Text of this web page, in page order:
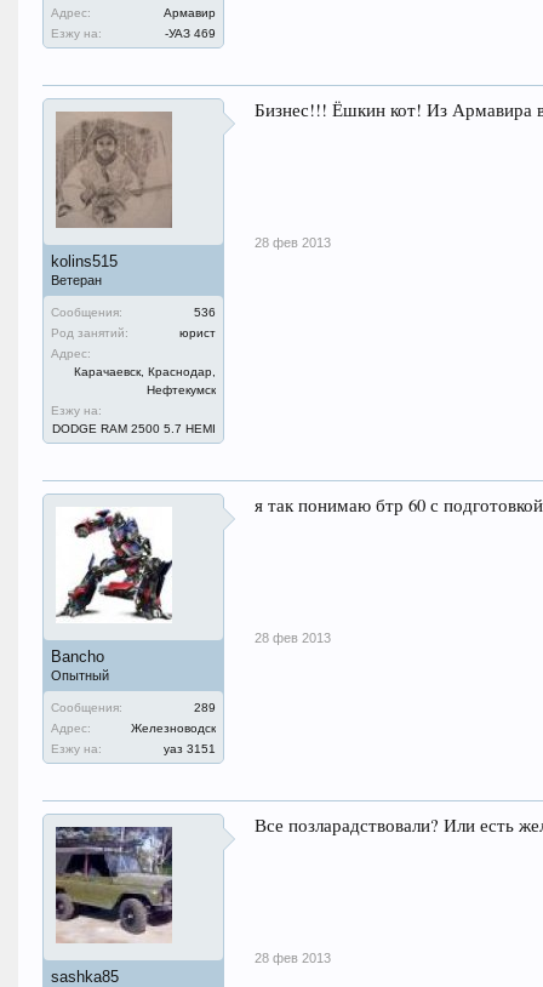
Адрес:
Армавир
Езжу на:
-УАЗ 469
kolins515
Ветеран
Сообщения:
536
Род занятий:
юрист
Адрес:
Карачаевск, Краснодар,
Нефтекумск
Езжу на:
DODGE RAM 2500 5.7 HEMI
Бизнес!!! Ёшкин кот! Из Армавира
28 фев 2013
Bancho
Опытный
Сообщения:
289
Адрес:
Железноводск
Езжу на:
уаз 3151
я так понимаю бтр 60 с
28 фев 2013
sashka85
Все позларадствовали? Или есть
28 фев 2013